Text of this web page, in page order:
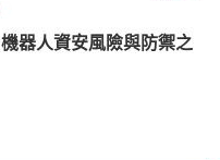
器人資安風險與防禦之